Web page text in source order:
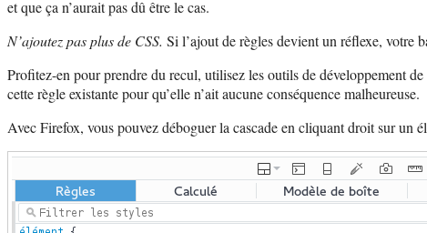
et que ça n’aurait pas dû être le cas.
N’ajoutez pas plus de CSS. Si l’ajout de règles devient un réflexe, votre
Profitez-en pour prendre du recul, utilisez les outils de développement
cette règle existante pour qu’elle n’ait aucune conséquence malheureuse.
Avec Firefox, vous pouvez déboguer la cascade en cliquant droit sur un